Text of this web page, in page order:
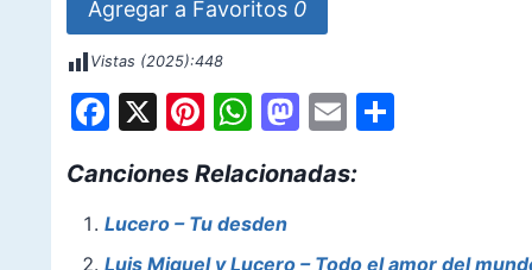
Agregar a Favoritos 0
Vistas (2025):448
F
c
e
X Pi
er
e
W
at
s
M
st
E
ai
S
Canciones Relacionadas:
Lucero – Tu desden
Luis Miguel y Lucero – Todo el amor del